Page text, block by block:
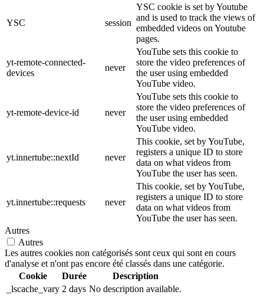
YSC session
YSC cookie is set by Youtube
and is used to track the views of
embedded videos on Youtube
pages.
yt-remote-connected-
devices
never
YouTube sets this cookie to
store the video preferences of
the user using embedded
YouTube video.
yt-remote-device-id never
YouTube sets this cookie to
store the video preferences of
the user using embedded
YouTube video.
yt.innertube::nextId never
This cookie, set by YouTube,
registers a unique ID to store
data on what videos from
YouTube the user has seen.
yt.innertube::requests never
This cookie, set by YouTube,
registers a unique ID to store
data on what videos from
YouTube the user has seen.
Autres
Autres
Les autres cookies non catégorisés sont ceux qui sont en cours
d'analyse et n'ont pas encore été classés dans une catégorie.
Cookie
Durée
Description
_lscache_vary 2 days No description available.